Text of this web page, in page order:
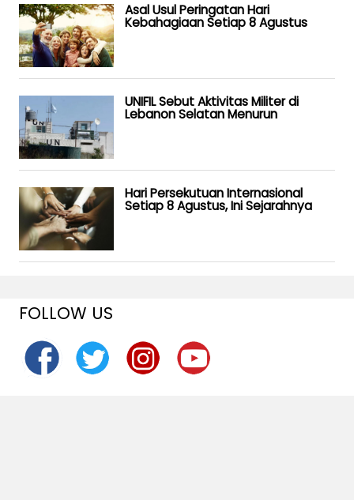
Asal Usul Peringatan Hari
Kebahagiaan Setiap 8 Agustus
UNIFIL Sebut Aktivitas Militer di
Lebanon Selatan Menurun
Hari Persekutuan Internasional
Setiap 8 Agustus, Ini Sejarahnya
FOLLOW US